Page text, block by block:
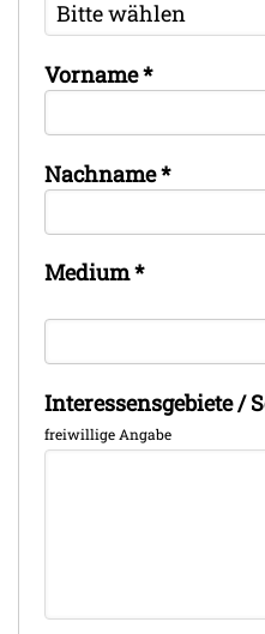
Vorname*
Nachname*
Medium*
Interessensgebiete /
freiwillige Angabe